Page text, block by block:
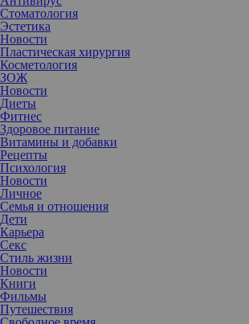
Стоматология
Эстетика
Новости
Пластическая хирургия
Косметология
ЗОЖ
Новости
Диеты
Фитнес
Здоровое питание
Витамины и добавки
Рецепты
Психология
Новости
Личное
Семья и отношения
Дети
Карьера
Секс
Стиль жизни
Новости
Книги
Фильмы
Путешествия
серьезностью.